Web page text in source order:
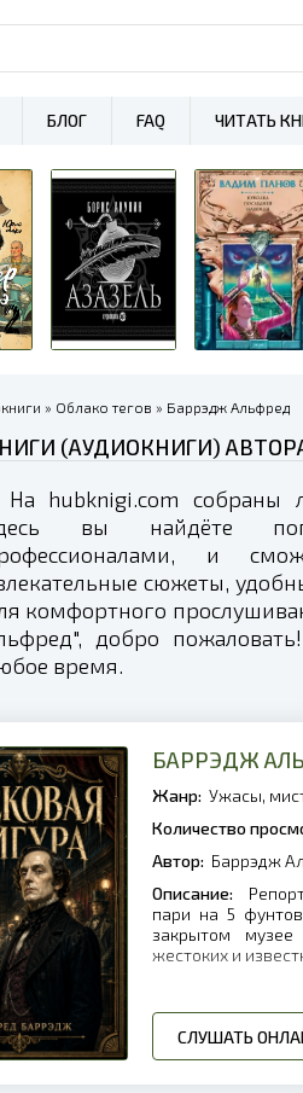
БЛОГ FAQ ЧИТАТЬ
» Облако тегов » Баррэдж Альфред
(АУДИОКНИГИ)
На hubknigi.com собраны
вы найдёте
и
сюжеты,
комфортного
добро
время.
БАРРЭДЖ
Жанр: Ужасы,
Количество
Автор: Баррэдж
Описание:
пари на 5
закрытом
жестоких и
СЛУШАТЬ